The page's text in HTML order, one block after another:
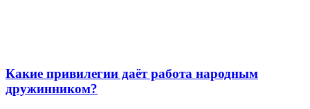
Какие привилегии даёт работа народным
дружинником?